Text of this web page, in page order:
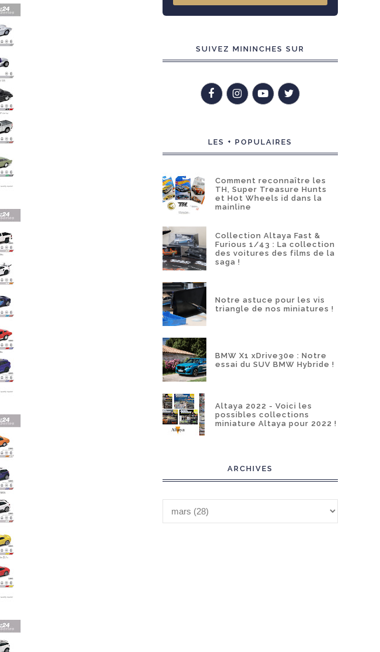
SUIVEZ MININCHES SUR
LES + POPULAIRES
Comment reconnaître les
TH, Super Treasure Hunts
et Hot Wheels id dans la
mainline
Collection Altaya Fast &
Furious 1/43 : La collection
des voitures des films de la
saga !
Notre astuce pour les vis
triangle de nos miniatures !
BMW X1 xDrive30e : Notre
essai du SUV BMW Hybride !
Altaya 2022 - Voici les
possibles collections
miniature Altaya pour 2022 !
ARCHIVES